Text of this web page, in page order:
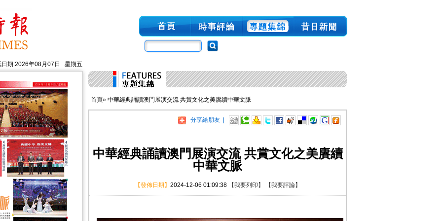
日期:2026年08月07日 星期五
首頁» 中華經典誦讀澳門展演交流 共賞文化之美賡續中華文脈
分享給朋友 |
中華經典誦讀澳門展演交流 共賞文化之美賡續
中華文脈
【發佈日期】 2024-12-06 01:09:38 【我要列印】 【我要評論】